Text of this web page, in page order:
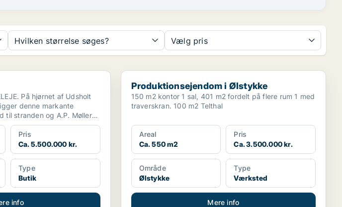
Hvilken størrelse søges? Vælg pris
På hjørnet af Udsholt
denne markante
til stranden og A.P. Møller
Pris
Ca. 5.500.000 kr.
Type
Butik
info
Produktionsejendom i Ølstykke
Produktionsejendom i Ølstykke
150 m2 kontor 1 sal, 401 m2 fordelt på flere rum 1 med
traverskran. 100 m2 Telthal
Areal
Ca. 550 m2
Pris
Ca. 3.500.000 kr.
Område
Ølstykke
Type
Værksted
Mere info